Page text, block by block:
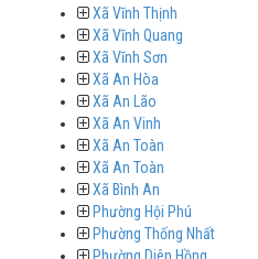
Xã Vĩnh Thịnh
Xã Vĩnh Quang
Xã Vĩnh Sơn
Xã An Hòa
Xã An Lão
Xã An Vinh
Xã An Toàn
Xã An Toàn
Xã Bình An
Phường Hội Phú
Phường Thống Nhất